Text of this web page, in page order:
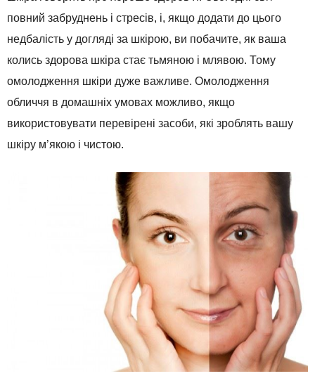
повний забруднень і стресів, і, якщо додати до цього
недбалість у догляді за шкірою, ви побачите, як ваша
колись здорова шкіра стає тьмяною і млявою. Тому
омолодження шкіри дуже важливе. Омолодження
обличчя в домашніх умовах можливо, якщо
використовувати перевірені засоби, які зроблять вашу
шкіру м’якою і чистою.